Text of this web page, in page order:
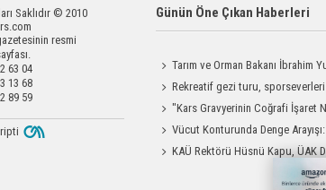
Saklıdır © 2010
resmi
63 04
13 68
89 59
Günün Öne Çıkan Haberleri
Tarım ve Orman Bakanı İbrahim
Kars'a Geliyor
Rekreatif gezi turu, sporseverleri
getirdi
"Kars Gravyerinin Coğrafi İşaret
Güçlendirilmesi Projesi"
Vücut Konturunda Denge
Yağ Alma Sürecinin Tüm Aşamaları
KAÜ Rektörü Hüsnü Kapu, ÜAK